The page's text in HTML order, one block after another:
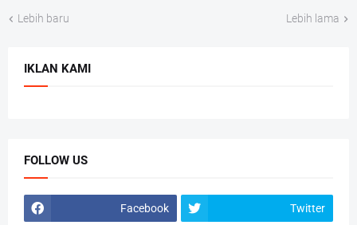
Lebih baru Lebih lama
IKLAN KAMI
FOLLOW US
Facebook Twitter